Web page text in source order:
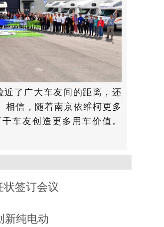
近了广大车友间的距离，还
相信，随着南京依维柯更多
车友创造更多用车价值。
签订会议
新纯电动